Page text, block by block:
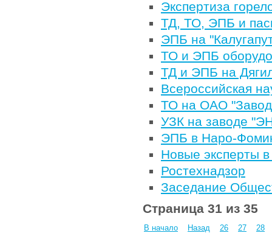
Экспертиза
ТД, ТО, ЭПБ и
ЭПБ на
ТО и ЭПБ
ТД и ЭПБ на
Всероссийская
ТО на ОАО
УЗК на заводе
ЭПБ в Наро-
Новые эксперты
Ростехнадзор
Заседание
Страница 31 из 35
В начало Назад 26 27 28